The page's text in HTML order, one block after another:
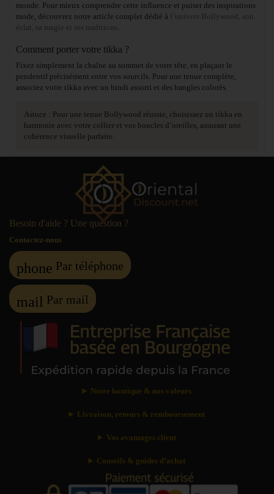
monde. Pour mieux comprendre cette influence et puiser des inspirations
mode, découvrez notre article complet dédié à l’univers Bollywood, son
éclat, sa magie et ses traditions.
Comment porter votre tikka ?
Fixez simplement la chaîne au sommet de votre tête, en plaçant le
pendentif précisément entre vos sourcils. Pour une tenue complète,
associez votre tikka avec un bindi assorti et des bangles colorés.
Astuce : Pour une tenue Bollywood réussie, choisissez un tikka en
harmonie avec votre collier et vos boucles d’oreilles, assurant une
cohérence visuelle parfaite.
Besoin d'aide ? Une question ?
Contactez-nous
phone Par téléphone
mail Par mail
Notre boutique & nos valeurs
Livraison, retours & remboursement
Vos avantages client
Conseils & guides d’achat